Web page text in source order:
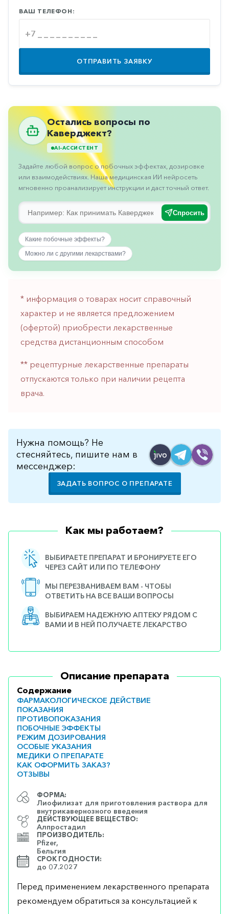
Противогрибковые
Противоопухолевые
Противоподагрические
Противорвотные
Прочее
Пульмонология
Сердечные
Сосудистые
Тромбозы
Урология
Ухо-
горло-
нос
Хирургия
ВАШ ТЕЛЕФОН:
ОТПРАВИТЬ ЗАЯВКУ
Остались вопросы по
Каверджект?
AI-АССИСТЕНТ
Задайте любой вопрос о побочных эффектах, дозировке
или взаимодействиях. Наша медицинская ИИ нейросеть
мгновенно проанализирует инструкции и даст точный ответ.
Спросить
Какие побочные эффекты?
Можно ли с другими лекарствами?
* информация о товарах носит справочный
характер и не является предложением
(офертой) приобрести лекарственные
средства дистанционным способом
** рецептурные лекарственные препараты
отпускаются только при наличии рецепта
врача.
Нужна помощь? Не
стесняйтесь, пишите нам в
мессенджер:
ЗАДАТЬ ВОПРОС О ПРЕПАРАТЕ
Как мы работаем?
ВЫБИРАЕТЕ ПРЕПАРАТ И БРОНИРУЕТЕ ЕГО
ЧЕРЕЗ САЙТ ИЛИ ПО ТЕЛЕФОНУ
МЫ ПЕРЕЗВАНИВАЕМ ВАМ - ЧТОБЫ
ОТВЕТИТЬ НА ВСЕ ВАШИ ВОПРОСЫ
ВЫБИРАЕМ НАДЕЖНУЮ АПТЕКУ РЯДОМ С
ВАМИ И В НЕЙ ПОЛУЧАЕТЕ ЛЕКАРСТВО
Описание препарата
Содержание
ФАРМАКОЛОГИЧЕСКОЕ ДЕЙСТВИЕ
ПОКАЗАНИЯ
ПРОТИВОПОКАЗАНИЯ
ПОБОЧНЫЕ ЭФФЕКТЫ
РЕЖИМ ДОЗИРОВАНИЯ
ОСОБЫЕ УКАЗАНИЯ
МЕДИКИ О ПРЕПАРАТЕ
КАК ОФОРМИТЬ ЗАКАЗ?
ОТЗЫВЫ
ФОРМА:
Лиофилизат для приготовления раствора для
внутрикавернозного введения
ДЕЙСТВУЮЩЕЕ ВЕЩЕСТВО:
Алпростадил
ПРОИЗВОДИТЕЛЬ:
Pfizer,
Бельгия
СРОК ГОДНОСТИ:
до 07.2027
Перед применением лекарственного препарата
рекомендуем обратиться за консультацией к